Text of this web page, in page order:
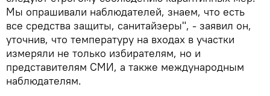
Мы опрашивали наблюдателей, знаем, что есть
все средства защиты, санитайзеры", - заявил он,
уточнив, что температуру на входах в участки
измеряли не только избирателям, но и
представителям СМИ, а также международным
наблюдателям.